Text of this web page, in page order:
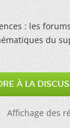
: les
du
À LA
Affichage des